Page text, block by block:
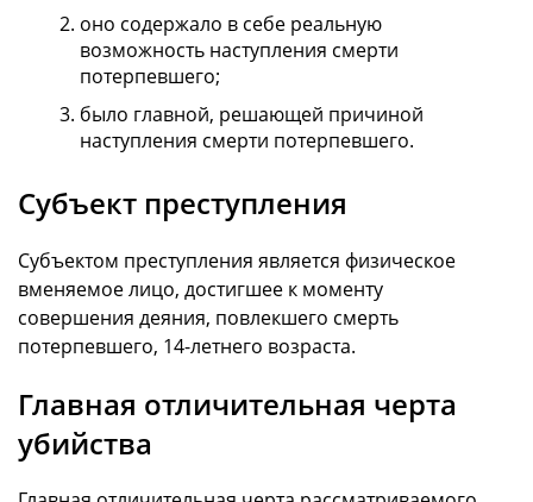
оно содержало в себе реальную
возможность наступления смерти
потерпевшего;
было главной, решающей причиной
наступления смерти потерпевшего.
Субъект преступления
Субъектом преступления является физическое
вменяемое лицо, достигшее к моменту
совершения деяния, повлекшего смерть
потерпевшего, 14-летнего возраста.
Главная отличительная черта
убийства